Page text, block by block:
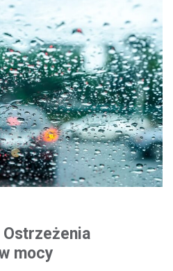
mocy